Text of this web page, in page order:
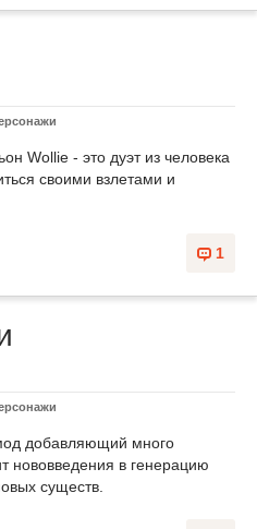
Wollie - это дуэт из человека
своими взлетами и
1
добавляющий много
нововведения в генерацию
существ.